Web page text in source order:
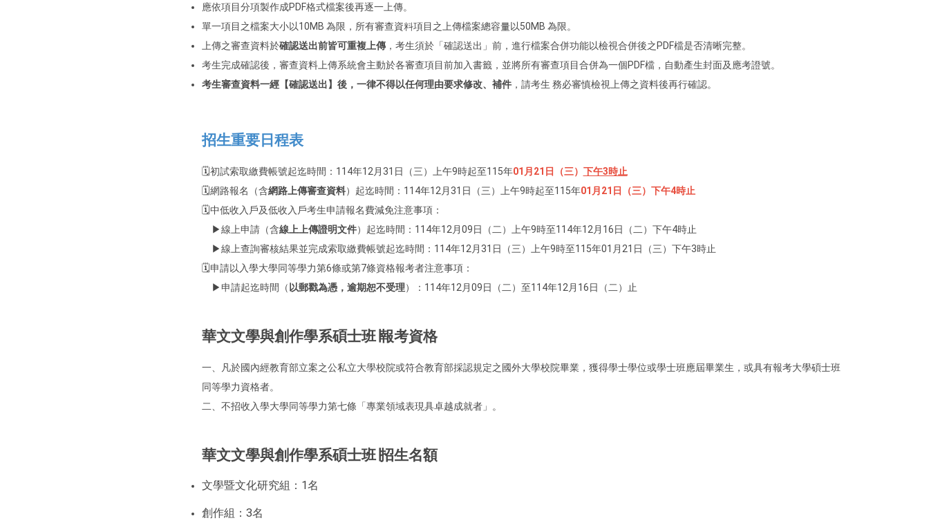
應依項目分項製作成PDF格式檔案後再逐一上傳。
單一項目之檔案大小以10MB 為限，所有審查資料項目之上傳檔案總容量以50MB 為限。
上傳之審查資料於確認送出前皆可重複上傳，考生須於「確認送出」前，進行檔案合併功能以檢視合併後之PDF檔是否清晰完整。
考生完成確認後，審查資料上傳系統會主動於各審查項目前加入書籤，並將所有審查項目合併為一個PDF檔，自動產生封面及應考證號。
考生審查資料一經【確認送出】後，一律不得以任何理由要求修改、補件，請考生 務必審慎檢視上傳之資料後再行確認。
招生重要日程表
🗓️初試索取繳費帳號起迄時間：114年12月31日（三）上午9時起至115年01月21日（三） 下午3時止
🗓️網路報名（含網路上傳審查資料）起迄時間：114年12月31日（三）上午9時起至115年01月21日（三）下午4時止
🗓️中低收入戶及低收入戶考生申請報名費減免注意事項：
▶線上申請（含線上上傳證明文件）起迄時間：114年12月09日（二）上午9時至114年12月16日（二）下午4時止
▶線上查詢審核結果並完成索取繳費帳號起迄時間：114年12月31日（三）上午9時至115年01月21日（三）下午3時止
🗓️申請以入學大學同等學力第6條或第7條資格報考者注意事項：
▶申請起迄時間（ 以郵戳為憑，逾期恕不受理）：114年12月09日（二）至114年12月16日（二）止
華文文學與創作學系碩士班∣報考資格
一、凡於國內經教育部立案之公私立大學校院或符合教育部採認規定之國外大學校院畢業，獲得學士學位或學士班應屆畢業生，或具有報考大學碩士班
同等學力資格者。
二、不招收入學大學同等學力第七條「專業領域表現具卓越成就者」。
華文文學與創作學系碩士班∣招生名額
文學暨文化研究組：1名
創作組：3名